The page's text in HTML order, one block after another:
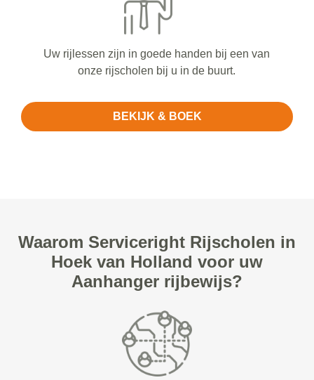
Uw rijlessen zijn in goede handen bij een van
onze rijscholen bij u in de buurt.
BEKIJK & BOEK
Waarom Serviceright Rijscholen in
Hoek van Holland voor uw
Aanhanger rijbewijs?